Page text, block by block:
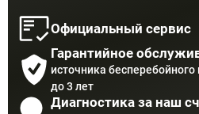
Официальный сервис
Гарантийное
источника бесперебойного
до 3 лет
Диагностика за наш